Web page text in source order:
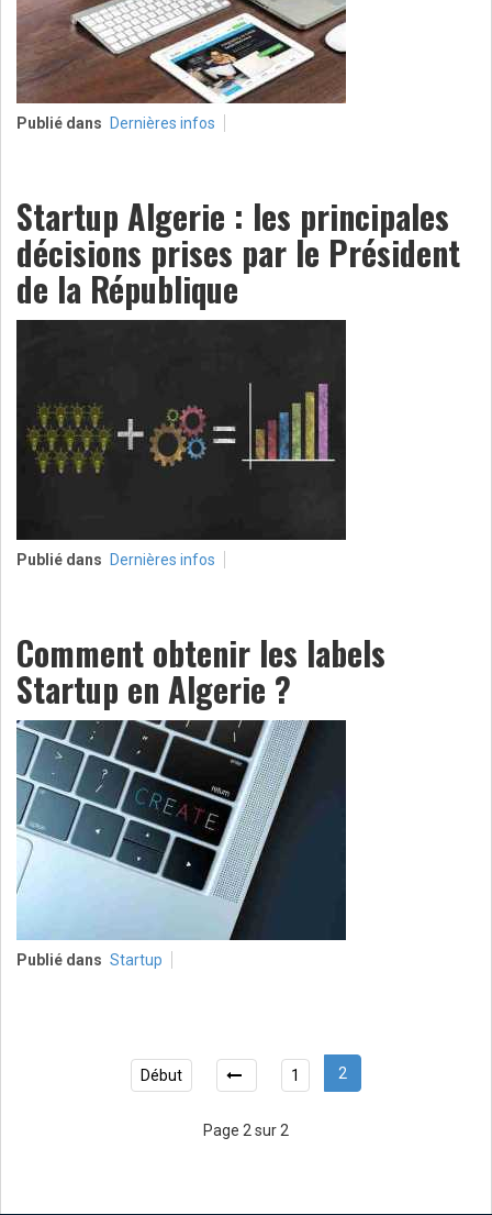
Publié dans Dernières infos
Startup Algerie : les principales
décisions prises par le Président
de la République
Publié dans Dernières infos
Comment obtenir les labels
Startup en Algerie ?
Publié dans Startup
Début 1 2
Page 2 sur 2